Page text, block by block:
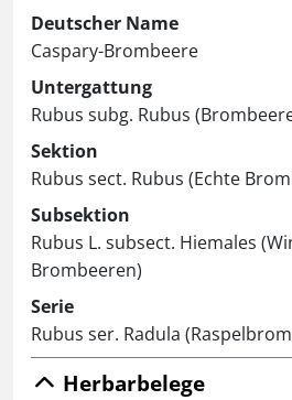
Deutscher Name
Caspary-Brombeere
Untergattung
Rubus subg. Rubus
Sektion
Rubus sect. Rubus (Echte
Subsektion
Rubus L. subsect. Hiemales
Brombeeren)
Serie
Rubus ser. Radula
Herbarbelege